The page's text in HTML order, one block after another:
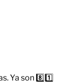
Ya son 8️⃣1️⃣